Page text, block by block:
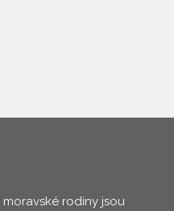
rodiny jsou